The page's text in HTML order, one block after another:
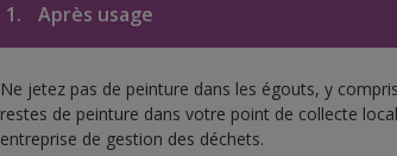
1. Après usage
Ne jetez pas de peinture dans les égouts, y
restes de peinture dans votre point de collecte
entreprise de gestion des déchets.